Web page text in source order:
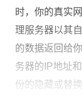
时，你的真实
理服务器以其
的数据返回给
务器的IP地址
份的隐藏或替换